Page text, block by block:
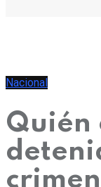
Nacional
Quién